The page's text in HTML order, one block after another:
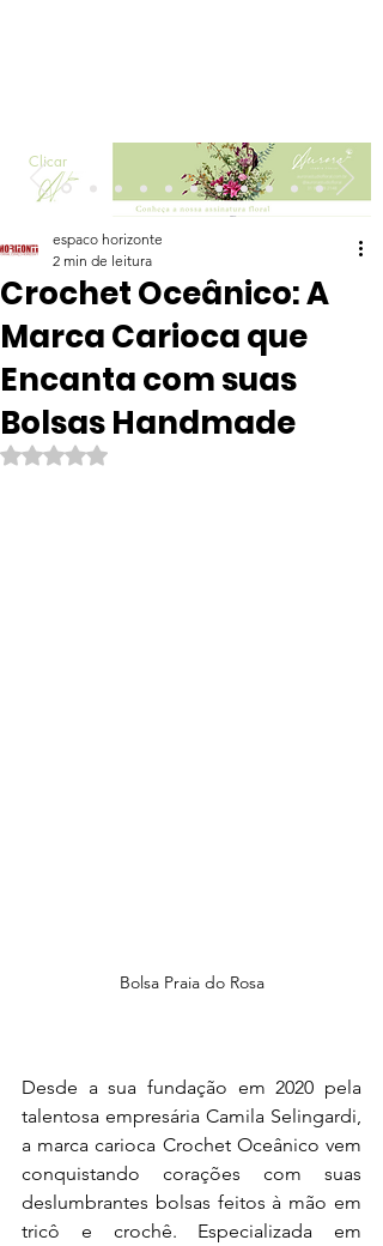
Clicar
Crochet Oceânico: A
Marca Carioca que
Encanta com suas
Bolsas Handmade
espaco horizonte
2 min de leitura
Avaliado com NaN de 5 estrelas.
Bolsa Praia do Rosa
Desde a sua fundação em 2020 pela
talentosa empresária Camila Selingardi,
a marca carioca Crochet Oceânico vem
conquistando corações com suas
deslumbrantes bolsas feitos à mão em
tricô e crochê. Especializada em